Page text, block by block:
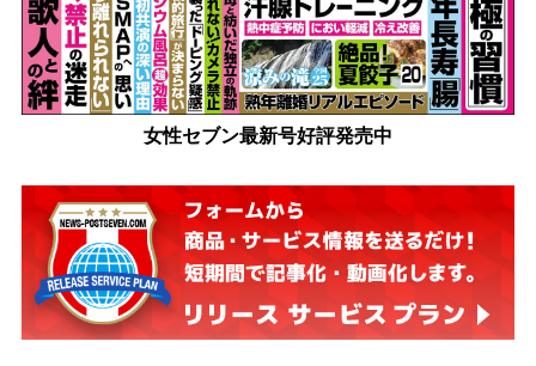
女性セブン最新号好評発売中